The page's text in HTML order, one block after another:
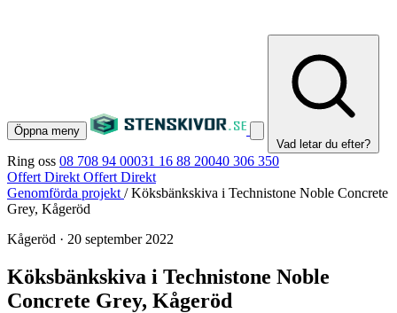
Öppna meny
Vad letar du efter?
Ring oss 08 708 94 00031 16 88 20040 306 350
Offert Direkt Offert Direkt
Genomförda projekt / Köksbänkskiva i Technistone Noble Concrete
Grey, Kågeröd
Kågeröd · 20 september 2022
Köksbänkskiva i Technistone Noble
Concrete Grey, Kågeröd